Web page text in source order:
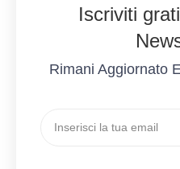
Iscriviti
Rimani Aggiornato